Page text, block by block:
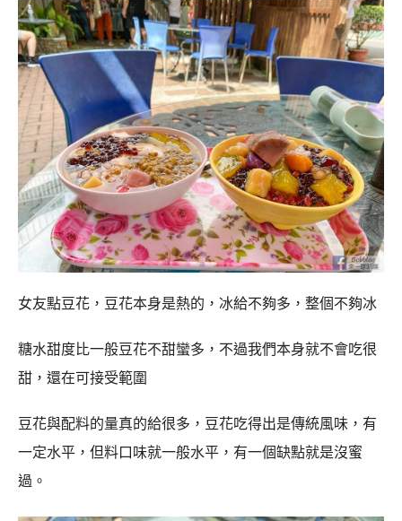
女友點豆花，豆花本身是熱的，冰給不夠多，整個不夠冰
糖水甜度比一般豆花不甜蠻多，不過我們本身就不會吃很
甜，還在可接受範圍
豆花與配料的量真的給很多，豆花吃得出是傳統風味，有
一定水平，但料口味就一般水平，有一個缺點就是沒蜜
過。